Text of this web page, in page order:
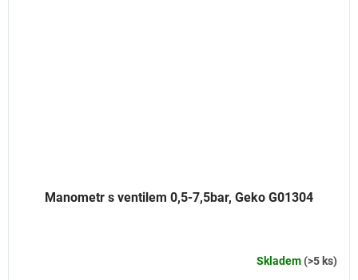
Manometr s ventilem 0,5-7,5bar, Geko G01304
Skladem(>5 ks)